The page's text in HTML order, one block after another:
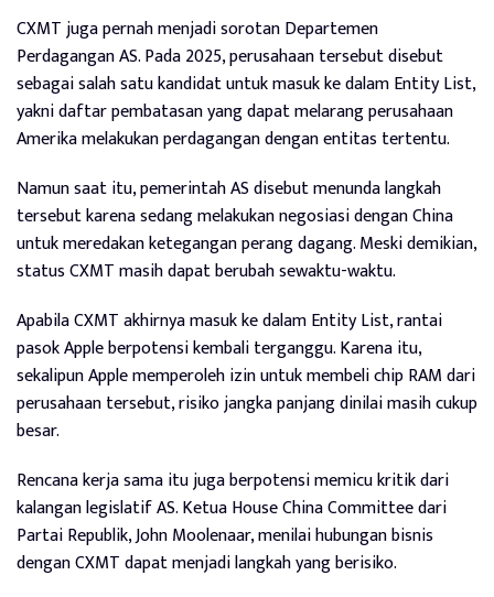
CXMT juga pernah menjadi sorotan Departemen
Perdagangan AS. Pada 2025, perusahaan tersebut disebut
sebagai salah satu kandidat untuk masuk ke dalam Entity List,
yakni daftar pembatasan yang dapat melarang perusahaan
Amerika melakukan perdagangan dengan entitas tertentu.
Namun saat itu, pemerintah AS disebut menunda langkah
tersebut karena sedang melakukan negosiasi dengan China
untuk meredakan ketegangan perang dagang. Meski demikian,
status CXMT masih dapat berubah sewaktu-waktu.
Apabila CXMT akhirnya masuk ke dalam Entity List, rantai
pasok Apple berpotensi kembali terganggu. Karena itu,
sekalipun Apple memperoleh izin untuk membeli chip RAM dari
perusahaan tersebut, risiko jangka panjang dinilai masih cukup
besar.
Rencana kerja sama itu juga berpotensi memicu kritik dari
kalangan legislatif AS. Ketua House China Committee dari
Partai Republik, John Moolenaar, menilai hubungan bisnis
dengan CXMT dapat menjadi langkah yang berisiko.